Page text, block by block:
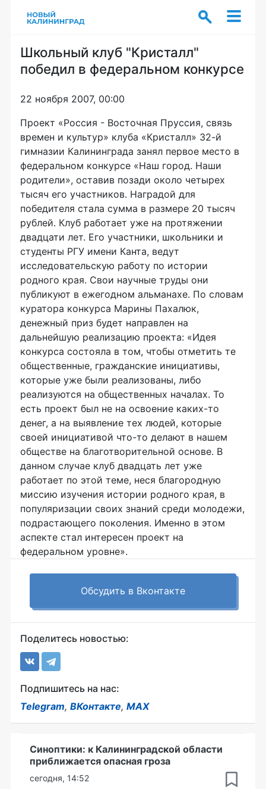
Школьный клуб "Кристалл"
победил в федеральном конкурсе
22 ноября 2007, 00:00
Проект «Россия - Восточная Пруссия, связь
времен и культур» клуба «Кристалл» 32-й
гимназии Калининграда занял первое место в
федеральном конкурсе «Наш город. Наши
родители», оставив позади около четырех
тысяч его участников. Наградой для
победителя стала сумма в размере 20 тысяч
рублей. Клуб работает уже на протяжении
двадцати лет. Его участники, школьники и
студенты РГУ имени Канта, ведут
исследовательскую работу по истории
родного края. Свои научные труды они
публикуют в ежегодном альманахе. По словам
куратора конкурса Марины Пахалюк,
денежный приз будет направлен на
дальнейшую реализацию проекта: «Идея
конкурса состояла в том, чтобы отметить те
общественные, гражданские инициативы,
которые уже были реализованы, либо
реализуются на общественных началах. То
есть проект был не на освоение каких-то
денег, а на выявление тех людей, которые
своей инициативой что-то делают в нашем
обществе на благотворительной основе. В
данном случае клуб двадцать лет уже
работает по этой теме, неся благородную
миссию изучения истории родного края, в
популяризации своих знаний среди молодежи,
подрастающего поколения. Именно в этом
аспекте стал интересен проект на
федеральном уровне».
Обсудить в Вконтакте
Поделитесь новостью:
Подпишитесь на нас:
Telegram, ВКонтакте, MAX
Синоптики: к Калининградской области
приближается опасная гроза
сегодня, 14:52